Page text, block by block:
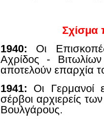
Σχίσμα
1940: Οι
Αχρίδος -
αποτελούν επαρχία
1941: Οι Γερμανοί
σέρβοι αρχιερείς
Βουλγάρους.